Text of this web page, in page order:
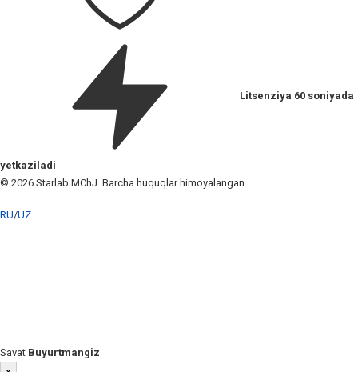
Litsenziya 60 soniyada
yetkaziladi
© 2026 Starlab MChJ. Barcha huquqlar himoyalangan.
RU/UZ
Savat Buyurtmangiz